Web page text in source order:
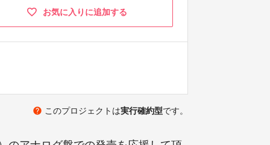
お気に入りに追加する
help このプロジェクトは実行確約型です。